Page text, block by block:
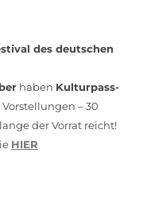
des deutschen
haben Kulturpass-
– 30
der Vorrat reicht!
HIER